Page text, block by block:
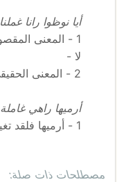
أيا نوظوا رانا غملنا
1 - المعنى
لا -
2 - المعنى الحقيقي (الحرفي) : هيا لنقم فلقد تغيرت رائحتنا من الجلوس الطويل
أرميها راهي غاملة
1 - أرميها فلقد تغيرت رائحتها - وأصبحت غير صالحة للإستهلاك -
مصطلحات ذات صلة: